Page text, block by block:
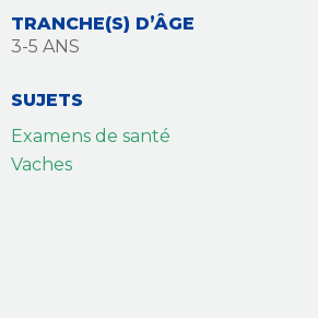
TRANCHE(S) D’ÂGE
3-5 ANS
SUJETS
Examens de santé
Vaches